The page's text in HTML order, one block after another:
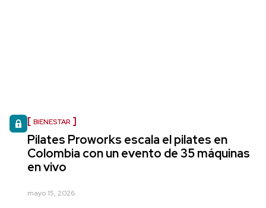
BIENESTAR
Pilates Proworks escala el pilates en
Colombia con un evento de 35 máquinas
en vivo
mayo 15, 2026